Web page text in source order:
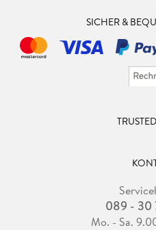
SICHER &
089 - 30
Mo. - Sa.